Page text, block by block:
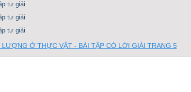
tự giải
tự giải
tự giải
LƯỢNG Ở THỰC VẬT - BÀI TẬP CÓ LỜI GIẢI TRANG 5